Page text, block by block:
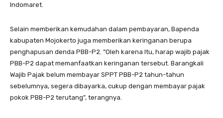
Indomaret.
Selain memberikan kemudahan dalam pembayaran, Bapenda
kabupaten Mojokerto juga memberikan keringanan berupa
penghapusan denda PBB-P2. “Oleh karena Itu, harap wajib pajak
PBB-P2 dapat memanfaatkan keringanan tersebut. Barangkali
Wajib Pajak belum membayar SPPT PBB-P2 tahun-tahun
sebelumnya, segera dibayarka, cukup dengan membayar pajak
pokok PBB-P2 terutang”, terangnya.